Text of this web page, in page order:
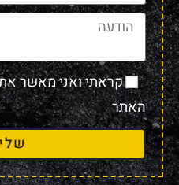
קראתי ואני מאשר
האתר